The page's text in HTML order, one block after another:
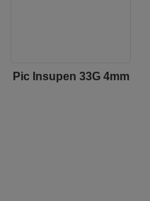
Pic Insupen 33G 4mm